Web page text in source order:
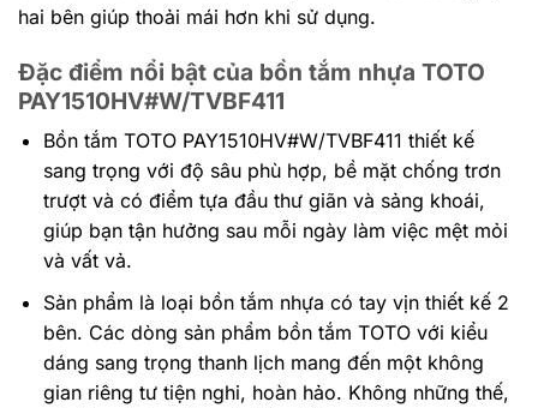
hai bên giúp thoải mái hơn khi sử dụng.
Đặc điểm nổi bật của bồn tắm nhựa TOTO
PAY1510HV#W/TVBF411
Bồn tắm TOTO PAY1510HV#W/TVBF411 thiết kế
sang trọng với độ sâu phù hợp, bề mặt chống trơn
trượt và có điểm tựa đầu thư giãn và sảng khoái,
giúp bạn tận hưởng sau mỗi ngày làm việc mệt mỏi
và vất vả.
Sản phẩm là loại bồn tắm nhựa có tay vịn thiết kế 2
bên. Các dòng sản phẩm bồn tắm TOTO với kiểu
dáng sang trọng thanh lịch mang đến một không
gian riêng tư tiện nghi, hoàn hảo. Không những thế,